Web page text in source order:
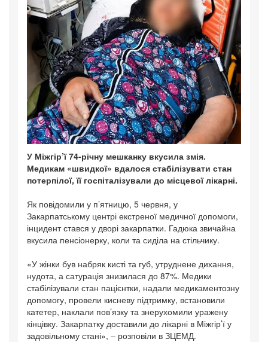
У Міжгір’ї 74-річну мешканку вкусила змія.
Медикам «швидкої» вдалося стабілізувати стан
потерпілої, її госпіталізували до місцевої лікарні.
Як повідомили у п’ятницю, 5 червня, у
Закарпатському центрі екстреної медичної допомоги,
інцидент стався у дворі закарпатки. Гадюка звичайна
вкусила пенсіонерку, коли та сиділа на стільчику.
«У жінки був набряк кисті та губ, утруднене дихання,
нудота, а сатурація знизилася до 87%. Медики
стабілізували стан пацієнтки, надали медикаментозну
допомогу, провели кисневу підтримку, встановили
катетер, наклали пов’язку та знерухомили уражену
кінцівку. Закарпатку доставили до лікарні в Міжгір’ї у
задовільному стані», – розповіли в ЗЦЕМД.